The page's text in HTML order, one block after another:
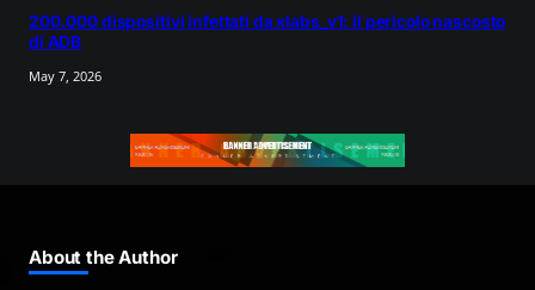
200.000 dispositivi infettati da xlabs_v1: il pericolo nascosto
di ADB
May 7, 2026
About the Author